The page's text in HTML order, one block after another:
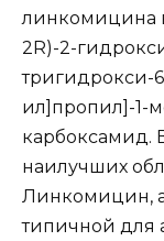
линкомицина
2R)-2-
тригидрокси-
ил]пропил]-1-
карбоксамид.
наилучших
Линкомицин, а
типичной для